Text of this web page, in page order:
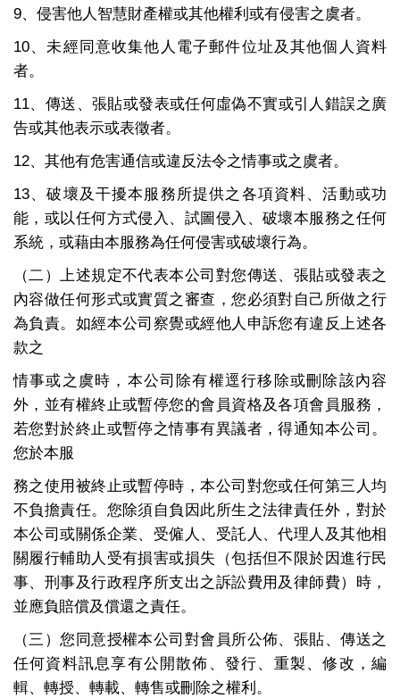
9、侵害他人智慧財產權或其他權利或有侵害之虞者。
10、未經同意收集他人電子郵件位址及其他個人資料
者。
11、傳送、張貼或發表或任何虛偽不實或引人錯誤之廣
告或其他表示或表徵者。
12、其他有危害通信或違反法令之情事或之虞者。
13、破壞及干擾本服務所提供之各項資料、活動或功
能，或以任何方式侵入、試圖侵入、破壞本服務之任何
系統，或藉由本服務為任何侵害或破壞行為。
（二）上述規定不代表本公司對您傳送、張貼或發表之
內容做任何形式或實質之審查，您必須對自己所做之行
為負責。如經本公司察覺或經他人申訴您有違反上述各
款之
情事或之虞時，本公司除有權逕行移除或刪除該內容
外，並有權終止或暫停您的會員資格及各項會員服務，
若您對於終止或暫停之情事有異議者，得通知本公司。
您於本服
務之使用被終止或暫停時，本公司對您或任何第三人均
不負擔責任。您除須自負因此所生之法律責任外，對於
本公司或關係企業、受僱人、受託人、代理人及其他相
關履行輔助人受有損害或損失（包括但不限於因進行民
事、刑事及行政程序所支出之訴訟費用及律師費）時，
並應負賠償及償還之責任。
（三）您同意授權本公司對會員所公佈、張貼、傳送之
任何資料訊息享有公開散佈、發行、重製、修改，編
輯、轉授、轉載、轉售或刪除之權利。